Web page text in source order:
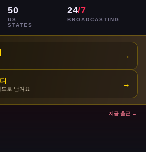
즈 해협 '통제 해양 구역' 선언… 긴장 고조
위, 2024년 선거 검토 보고서 '불완전·검증 불가' 판정
상승 — 임차인·주택 구매자 모두 부담 가중
바논 휴전 연장 합의 후에도 공격 지속
50
US
STATES
24/7
BROADCASTING
→
로 남겨요
→
지금 출근 →